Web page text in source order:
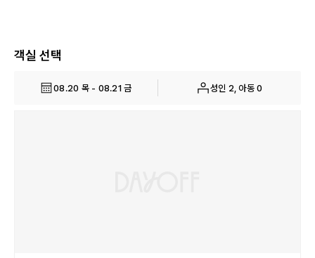
객실 선택
08.20 목 - 08.21 금 성인 2, 아동 0